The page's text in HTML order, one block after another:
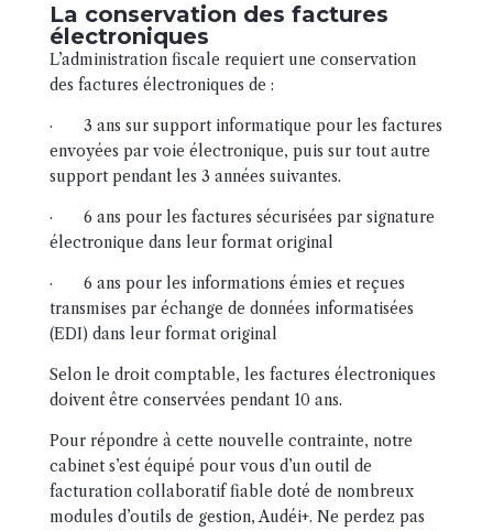
La conservation des factures
électroniques
L’administration fiscale requiert une conservation
des factures électroniques de :
· 3 ans sur support informatique pour les factures
envoyées par voie électronique, puis sur tout autre
support pendant les 3 années suivantes.
· 6 ans pour les factures sécurisées par signature
électronique dans leur format original
· 6 ans pour les informations émies et reçues
transmises par échange de données informatisées
(EDI) dans leur format original
Selon le droit comptable, les factures électroniques
doivent être conservées pendant 10 ans.
Pour répondre à cette nouvelle contrainte, notre
cabinet s’est équipé pour vous d’un outil de
facturation collaboratif fiable doté de nombreux
modules d’outils de gestion, Audéi+. Ne perdez pas